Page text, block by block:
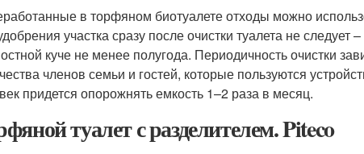
в торфяном биотуалете отходы можно
участка сразу после очистки туалета не
куче не менее полугода. Периодичность очистки
членов семьи и гостей, которые пользуются
придется опорожнять емкость 1–2 раза в месяц.
туалет с разделителем. Piteco